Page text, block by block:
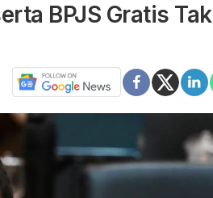
BPJS Gratis Tak